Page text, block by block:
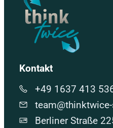
Kontakt
+49 1637 413
Berliner Straße